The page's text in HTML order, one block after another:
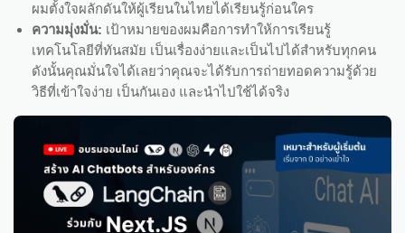
ผมตั้งใจผลักดันให้ผู้เรียนในไทยได้เรียนรู้ก่อนใคร
ความมุ่งมั่น: เป้าหมายของผมคือการทำให้การเรียนรู้
เทคโนโลยีที่ทันสมัย เป็นเรื่องง่ายและเป็นไปได้สำหรับทุกคน
ดังนั้นคุณมั่นใจได้เลยว่าคุณจะได้รับการถ่ายทอดความรู้ด้วย
วิธีที่เข้าใจง่าย เป็นกันเอง และนำไปใช้ได้จริง